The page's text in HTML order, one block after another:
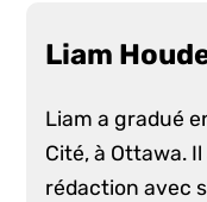
Liam
Liam a gradué
Cité, à Ottawa.
rédaction avec